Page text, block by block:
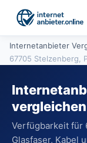
Internetanbieter
67705 Stelzenberg,
vergleichen
Verfügbarkeit für
Glasfaser, Kabel